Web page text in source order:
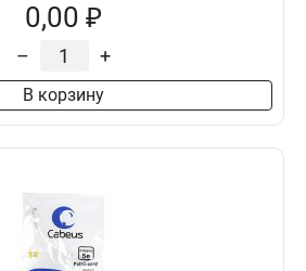
0,00 ₽
– +
В корзину